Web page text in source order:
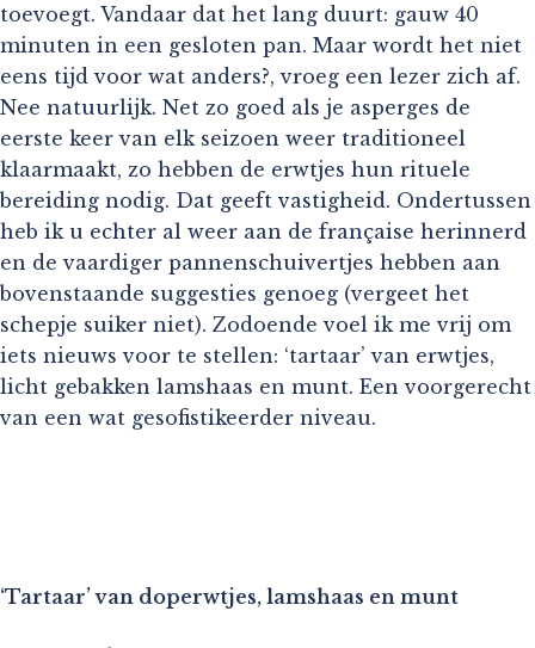
toevoegt. Vandaar dat het lang duurt: gauw 40
minuten in een gesloten pan. Maar wordt het niet
eens tijd voor wat anders?, vroeg een lezer zich af.
Nee natuurlijk. Net zo goed als je asperges de
eerste keer van elk seizoen weer traditioneel
klaarmaakt, zo hebben de erwtjes hun rituele
bereiding nodig. Dat geeft vastigheid. Ondertussen
heb ik u echter al weer aan de française herinnerd
en de vaardiger pannenschuivertjes hebben aan
bovenstaande suggesties genoeg (vergeet het
schepje suiker niet). Zodoende voel ik me vrij om
iets nieuws voor te stellen: ‘tartaar’ van erwtjes,
licht gebakken lamshaas en munt. Een voorgerecht
van een wat gesofistikeerder niveau.
‘Tartaar’ van doperwtjes, lamshaas en munt